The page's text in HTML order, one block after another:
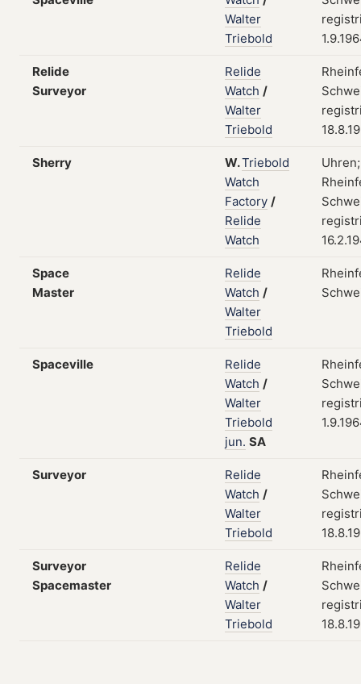
Walter
Triebold
Relide
Surveyor
Relide
Watch /
Walter
Triebold
Sherry W.Triebold
Watch
Factory /
Relide
Watch
Uhren;
Space
Master
Relide
Watch /
Walter
Triebold
Spaceville
Relide
Watch /
Walter
Triebold
jun. SA
Surveyor
Relide
Watch /
Walter
Triebold
Surveyor
Spacemaster
Relide
Watch /
Walter
Triebold